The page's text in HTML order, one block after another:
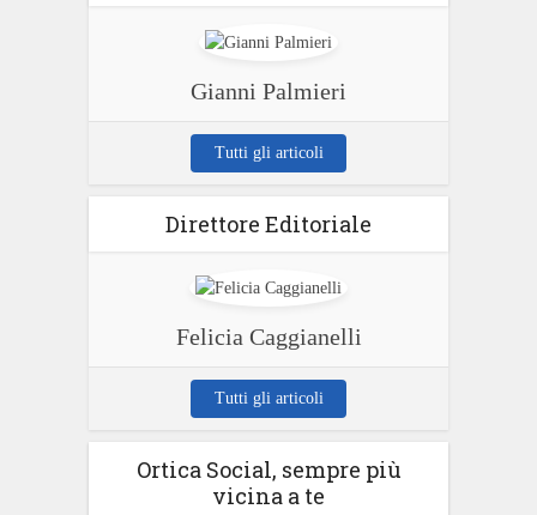
Gianni Palmieri
Tutti gli articoli
Direttore Editoriale
Felicia Caggianelli
Tutti gli articoli
Ortica Social, sempre più
vicina a te